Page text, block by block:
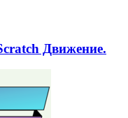
Движение.